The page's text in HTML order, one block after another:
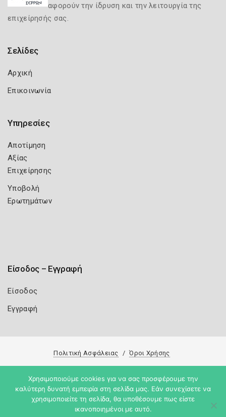
αφορούν την ίδρυση και την λειτουργία της
επιχείρησής σας.
Σελίδες
Αρχική
Επικοινωνία
Υπηρεσίες
Αποτίμηση
Αξίας
Επιχείρησης
Υποβολή
Ερωτημάτων
Είσοδος – Εγγραφή
Είσοδος
Εγγραφή
Πολιτική Ασφάλειας Όροι Χρήσης
Copyright 2026 Knowledge A.E.
Χρησιμοποιούμε cookies για να σας προσφέρουμε την
καλύτερη δυνατή εμπειρία στη σελίδα μας. Εάν συνεχίσετε να
χρησιμοποιείτε τη σελίδα, θα υποθέσουμε πως είστε
ικανοποιημένοι με αυτό.